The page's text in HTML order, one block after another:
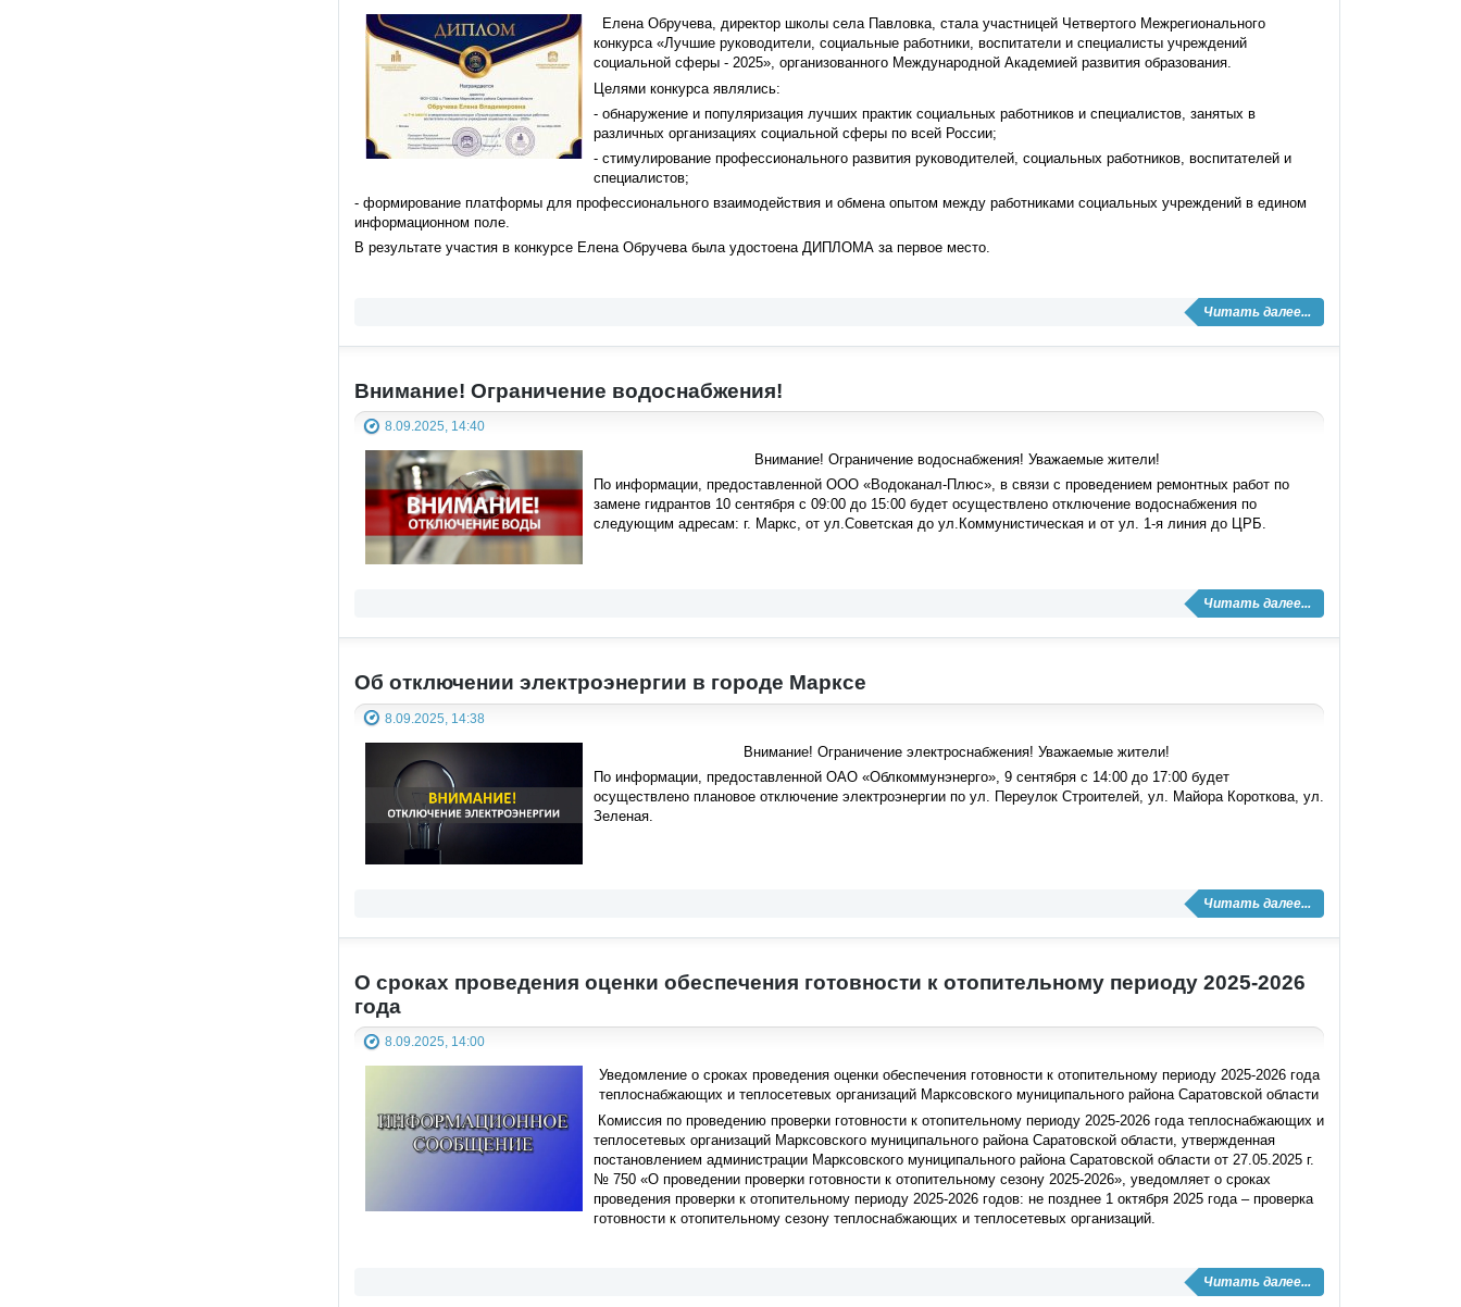
Елена Обручева, директор школы села Павловка, стала участницей Четвертого Межрегионального
конкурса «Лучшие руководители, социальные работники, воспитатели и специалисты учреждений
социальной сферы - 2025», организованного Международной Академией развития образования.
Целями конкурса являлись:
- обнаружение и популяризация лучших практик социальных работников и специалистов, занятых в
различных организациях социальной сферы по всей России;
- стимулирование профессионального развития руководителей, социальных работников, воспитателей и
специалистов;
- формирование платформы для профессионального взаимодействия и обмена опытом между работниками социальных учреждений в едином
информационном поле.
В результате участия в конкурсе Елена Обручева была удостоена ДИПЛОМА за первое место.
Читать далее...
Внимание! Ограничение водоснабжения!
8.09.2025, 14:40
Внимание! Ограничение водоснабжения! Уважаемые жители!
По информации, предоставленной ООО «Водоканал-Плюс», в связи с проведением ремонтных работ по
замене гидрантов 10 сентября с 09:00 до 15:00 будет осуществлено отключение водоснабжения по
следующим адресам: г. Маркс, от ул.Советская до ул.Коммунистическая и от ул. 1-я линия до ЦРБ.
Читать далее...
Об отключении электроэнергии в городе Марксе
8.09.2025, 14:38
Внимание! Ограничение электроснабжения! Уважаемые жители!
По информации, предоставленной ОАО «Облкоммунэнерго», 9 сентября с 14:00 до 17:00 будет
осуществлено плановое отключение электроэнергии по ул. Переулок Строителей, ул. Майора Короткова, ул.
Зеленая.
Читать далее...
О сроках проведения оценки обеспечения готовности к отопительному периоду 2025-2026
года
8.09.2025, 14:00
Уведомление о сроках проведения оценки обеспечения готовности к отопительному периоду 2025-2026 года
теплоснабжающих и теплосетевых организаций Марксовского муниципального района Саратовской области
Комиссия по проведению проверки готовности к отопительному периоду 2025-2026 года теплоснабжающих и
теплосетевых организаций Марксовского муниципального района Саратовской области, утвержденная
постановлением администрации Марксовского муниципального района Саратовской области от 27.05.2025 г.
№ 750 «О проведении проверки готовности к отопительному сезону 2025-2026», уведомляет о сроках
проведения проверки к отопительному периоду 2025-2026 годов: не позднее 1 октября 2025 года – проверка
готовности к отопительному сезону теплоснабжающих и теплосетевых организаций.
Читать далее...